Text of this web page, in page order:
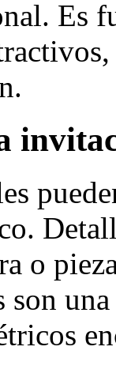
Es
o
son